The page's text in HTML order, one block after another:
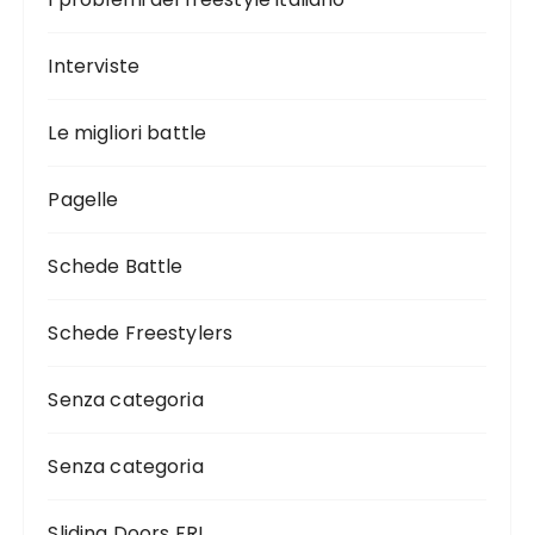
Interviste
Le migliori battle
Pagelle
Schede Battle
Schede Freestylers
Senza categoria
Senza categoria